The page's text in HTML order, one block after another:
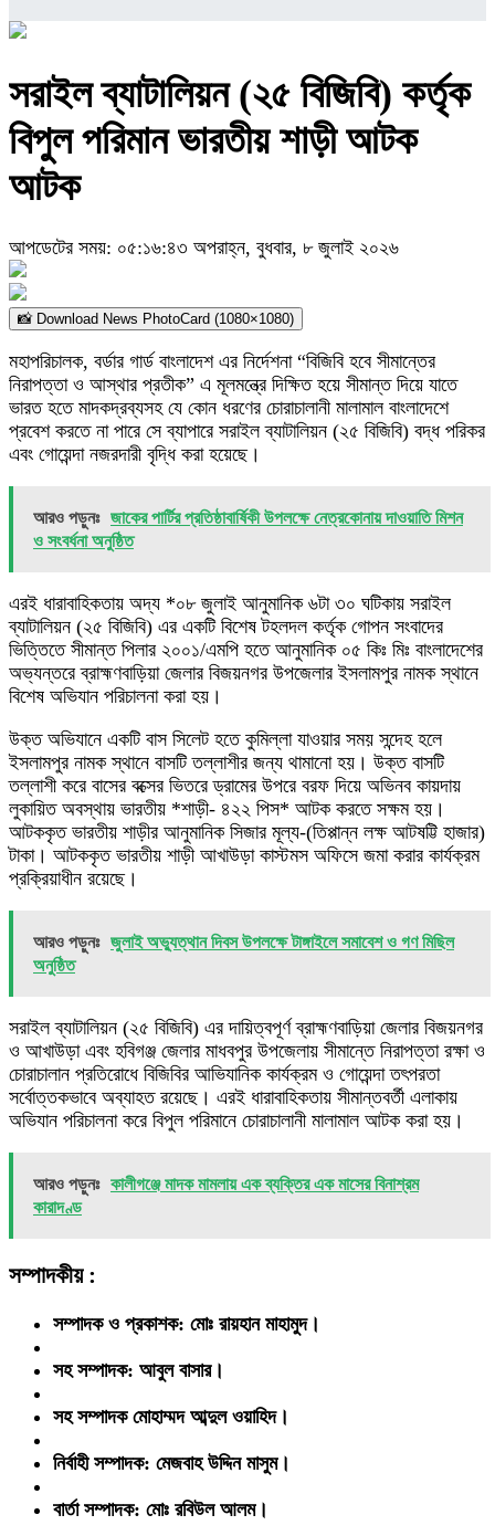
সরাইল ব্যাটালিয়ন (২৫ বিজিবি) কর্তৃক
বিপুল পরিমান ভারতীয় শাড়ী আটক
আটক
আপডেটের সময়: ০৫:১৬:৪৩ অপরাহ্ন, বুধবার, ৮ জুলাই ২০২৬
📸 Download News PhotoCard (1080×1080)
মহাপরিচালক, বর্ডার গার্ড বাংলাদেশ এর নির্দেশনা “বিজিবি হবে সীমান্তের
নিরাপত্তা ও আস্থার প্রতীক” এ মূলমন্ত্রে দিক্ষিত হয়ে সীমান্ত দিয়ে যাতে
ভারত হতে মাদকদ্রব্যসহ যে কোন ধরণের চোরাচালানী মালামাল বাংলাদেশে
প্রবেশ করতে না পারে সে ব্যাপারে সরাইল ব্যাটালিয়ন (২৫ বিজিবি) বদ্ধ পরিকর
এবং গোয়েন্দা নজরদারী বৃদ্ধি করা হয়েছে।
আরও পড়ুনঃ জাকের পার্টির প্রতিষ্ঠাবার্ষিকী উপলক্ষে নেত্রকোনায় দাওয়াতি মিশন
ও সংবর্ধনা অনুষ্ঠিত
এরই ধারাবাহিকতায় অদ্য *০৮ জুলাই আনুমানিক ৬টা ৩০ ঘটিকায় সরাইল
ব্যাটালিয়ন (২৫ বিজিবি) এর একটি বিশেষ টহলদল কর্তৃক গোপন সংবাদের
ভিত্তিতে সীমান্ত পিলার ২০০১/এমপি হতে আনুমানিক ০৫ কিঃ মিঃ বাংলাদেশের
অভ্যন্তরে ব্রাহ্মণবাড়িয়া জেলার বিজয়নগর উপজেলার ইসলামপুর নামক স্থানে
বিশেষ অভিযান পরিচালনা করা হয়।
উক্ত অভিযানে একটি বাস সিলেট হতে কুমিল্লা যাওয়ার সময় সন্দেহ হলে
ইসলামপুর নামক স্থানে বাসটি তল্লাশীর জন্য থামানো হয়। উক্ত বাসটি
তল্লাশী করে বাসের বক্সের ভিতরে ড্রামের উপরে বরফ দিয়ে অভিনব কায়দায়
লুকায়িত অবস্থায় ভারতীয় *শাড়ী- ৪২২ পিস* আটক করতে সক্ষম হয়।
আটককৃত ভারতীয় শাড়ীর আনুমানিক সিজার মূল্য-(তিপ্পান্ন লক্ষ আটষট্টি হাজার)
টাকা। আটককৃত ভারতীয় শাড়ী আখাউড়া কাস্টমস অফিসে জমা করার কার্যক্রম
প্রক্রিয়াধীন রয়েছে।
আরও পড়ুনঃ জুলাই অভ্যুত্থান দিবস উপলক্ষে টাঙ্গাইলে সমাবেশ ও গণ মিছিল
অনুষ্ঠিত
সরাইল ব্যাটালিয়ন (২৫ বিজিবি) এর দায়িত্বপূর্ণ ব্রাহ্মণবাড়িয়া জেলার বিজয়নগর
ও আখাউড়া এবং হবিগঞ্জ জেলার মাধবপুর উপজেলায় সীমান্তে নিরাপত্তা রক্ষা ও
চোরাচালান প্রতিরোধে বিজিবির আভিযানিক কার্যক্রম ও গোয়েন্দা তৎপরতা
সর্বোত্তকভাবে অব্যাহত রয়েছে। এরই ধারাবাহিকতায় সীমান্তবর্তী এলাকায়
অভিযান পরিচালনা করে বিপুল পরিমানে চোরাচালানী মালামাল আটক করা হয়।
আরও পড়ুনঃ কালীগঞ্জে মাদক মামলায় এক ব্যক্তির এক মাসের বিনাশ্রম
কারাদণ্ড
সম্পাদকীয় :
সম্পাদক ও প্রকাশক: মোঃ রায়হান মাহামুদ।
সহ সম্পাদক: আবুল বাসার।
সহ সম্পাদক মোহাম্মদ আব্দুল ওয়াহিদ।
নির্বাহী সম্পাদক: মেজবাহ উদ্দিন মাসুম।
বার্তা সম্পাদক: মোঃ রবিউল আলম।